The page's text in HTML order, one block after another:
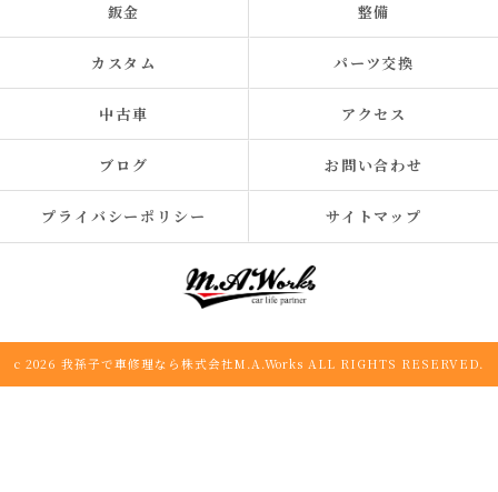
鈑金 整備
カスタム パーツ交換
中古車 アクセス
ブログ お問い合わせ
プライバシーポリシー サイトマップ
c 2026 我孫子で車修理なら株式会社M.A.Works ALL RIGHTS RESERVED.